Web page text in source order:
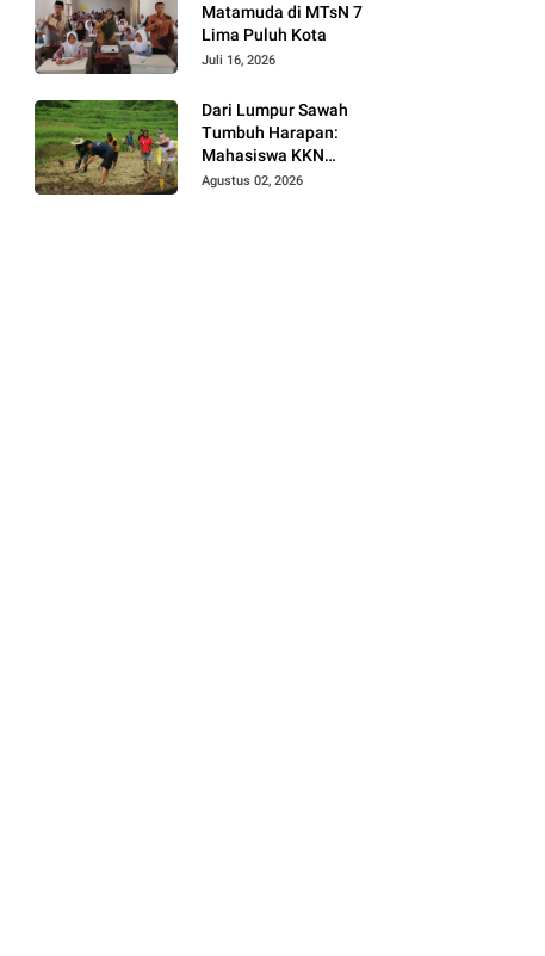
Matamuda di MTsN 7
Lima Puluh Kota
Juli 16, 2026
Dari Lumpur Sawah
Tumbuh Harapan:
Mahasiswa KKN
Universitas Andalas
Agustus 02, 2026